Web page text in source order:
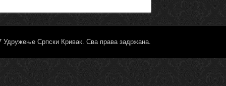
Удружење Српски Кривак. Сва права задржана.